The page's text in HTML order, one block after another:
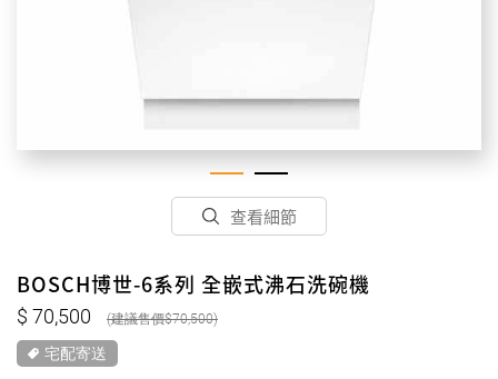
查看細節
BOSCH博世-6系列 全嵌式沸石洗碗機
70,500 70,500
宅配寄送